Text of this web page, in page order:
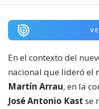
En el contexto del
nacional que lideró el
Martín Arrau, en la
José Antonio Kast se